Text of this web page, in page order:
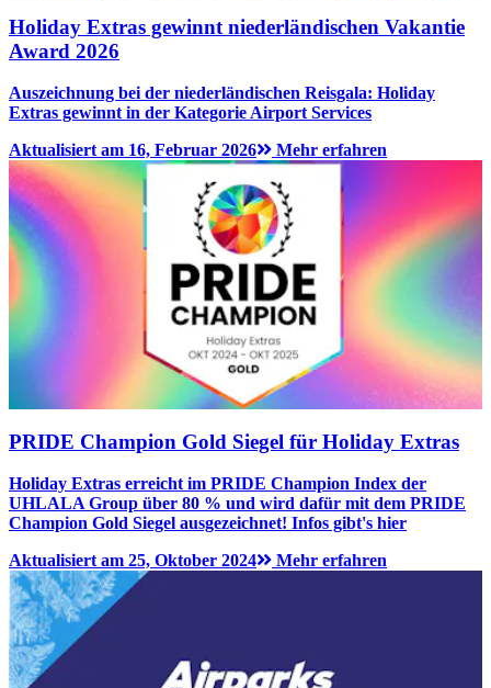
Holiday Extras gewinnt niederländischen Vakantie
Award 2026
Auszeichnung bei der niederländischen Reisgala: Holiday
Extras gewinnt in der Kategorie Airport Services
Aktualisiert am 16, Februar 2026
Mehr erfahren
PRIDE Champion Gold Siegel für Holiday Extras
Holiday Extras erreicht im PRIDE Champion Index der
UHLALA Group über 80 % und wird dafür mit dem PRIDE
Champion Gold Siegel ausgezeichnet! Infos gibt's hier
Aktualisiert am 25, Oktober 2024
Mehr erfahren